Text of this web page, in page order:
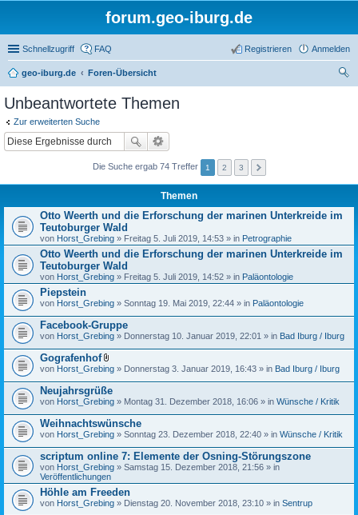
forum.geo-iburg.de
Schnellzugriff FAQ Anmelden
Registrieren
geo-iburg.de
Foren-Übersicht
Unbeantwortete Themen
Zur erweiterten Suche
Die Suche ergab 74 Treffer 1 2 3
Themen
Otto Weerth und die Erforschung der marinen Unterkreide im
Teutoburger Wald
von Horst_Grebing » Freitag 5. Juli 2019, 14:53 » in Petrographie
Otto Weerth und die Erforschung der marinen Unterkreide im
Teutoburger Wald
von Horst_Grebing » Freitag 5. Juli 2019, 14:52 » in Paläontologie
Piepstein
von Horst_Grebing » Sonntag 19. Mai 2019, 22:44 » in Paläontologie
Facebook-Gruppe
von Horst_Grebing » Donnerstag 10. Januar 2019, 22:01 » in Bad Iburg / Iburg
Gografenhof
D
a
t
e
i
a
n
h
n
g
von Horst_Grebing » Donnerstag 3. Januar 2019, 16:43 » in Bad Iburg / Iburg
Neujahrsgrüße
von Horst_Grebing » Montag 31. Dezember 2018, 16:06 » in Wünsche / Kritik
Weihnachtswünsche
von Horst_Grebing » Sonntag 23. Dezember 2018, 22:40 » in Wünsche / Kritik
scriptum online 7: Elemente der Osning-Störungszone
von Horst_Grebing » Samstag 15. Dezember 2018, 21:56 » in
Veröffentlichungen
Höhle am Freeden
von Horst_Grebing » Dienstag 20. November 2018, 23:10 » in Sentrup